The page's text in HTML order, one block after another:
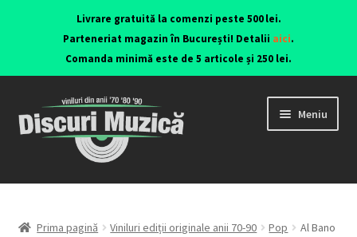
Livrare gratuită la comenzi peste 500 lei.
Parteneriat magazin în București! Detalii aici.
Comanda minimă este de 5 articole și 250 lei.
Meniu
Viniluri ediții originale anii 70-90
CD-uri originale
Prima pagină Viniluri ediții originale anii 70-90 Pop
Al Bano